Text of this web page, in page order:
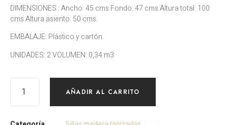
DIMENSIONES : Ancho: 45 cms Fondo: 47 cms Altura total: 100
cms Altura asiento: 50 cms.
EMBALAJE: Plástico y cartón.
UNIDADES: 2 VOLUMEN: 0,34 m3
AÑADIR AL CARRITO